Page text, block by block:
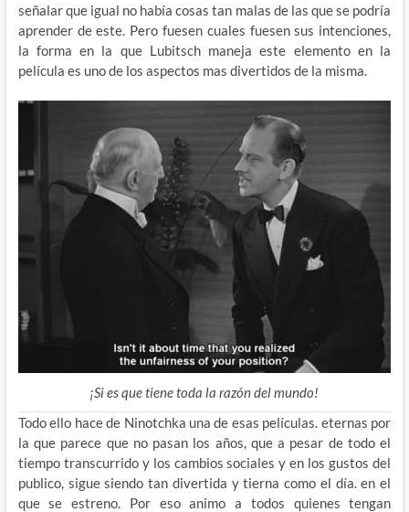
señalar que igual no había cosas tan malas de las que se podría
aprender de este. Pero fuesen cuales fuesen sus intenciones,
la forma en la que Lubitsch maneja este elemento en la
película es uno de los aspectos mas divertidos de la misma.
¡Si es que tiene toda la razón del mundo!
Todo ello hace de Ninotchka una de esas películas. eternas por
la que parece que no pasan los años, que a pesar de todo el
tiempo transcurrido y los cambios sociales y en los gustos del
publico, sigue siendo tan divertida y tierna como el día. en el
que se estreno. Por eso animo a todos quienes tengan